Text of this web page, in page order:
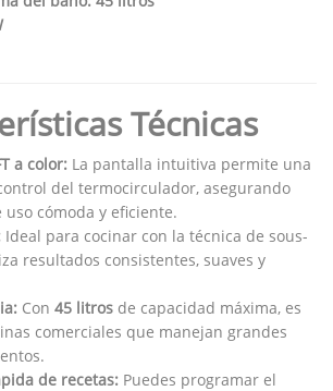
Técnicas
a color: La pantalla intuitiva permite una
del termocirculador, asegurando
cómoda y eficiente.
Ideal para cocinar con la técnica de sous-
resultados consistentes, suaves y
Con 45 litros de capacidad máxima, es
comerciales que manejan grandes
de recetas: Puedes programar el